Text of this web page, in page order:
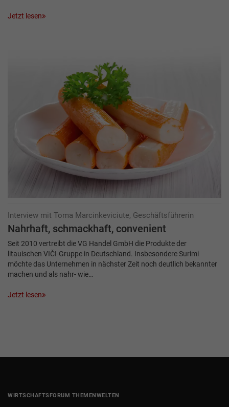
Jetzt lesen
Interview mit Toma Marcinkeviciute, Geschäftsführerin
Nahrhaft, schmackhaft, convenient
Seit 2010 vertreibt die VG Handel GmbH die Produkte der
litauischen VIČI-Gruppe in Deutschland. Insbesondere Surimi
möchte das Unternehmen in nächster Zeit noch deutlich bekannter
machen und als nahr- wie…
Jetzt lesen
WIRTSCHAFTSFORUM THEMENWELTEN